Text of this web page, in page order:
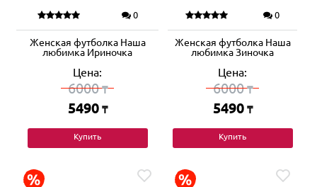
0
Женская футболка Наша
любимка Ириночка
Цена:
6000₸
5490 ₸
Купить
0
Женская футболка Наша
любимка Зиночка
Цена:
6000₸
5490 ₸
Купить